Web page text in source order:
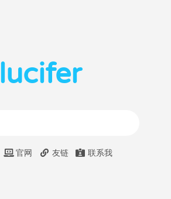
lucifer
官网 友链 联系我